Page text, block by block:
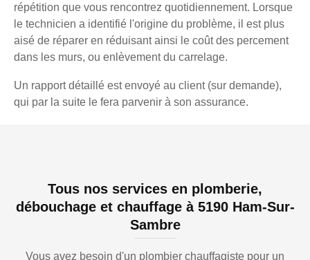
répétition que vous rencontrez quotidiennement. Lorsque
le technicien a identifié l'origine du problème, il est plus
aisé de réparer en réduisant ainsi le coût des percement
dans les murs, ou enlèvement du carrelage.
Un rapport détaillé est envoyé au client (sur demande),
qui par la suite le fera parvenir à son assurance.
Tous nos services en plomberie,
débouchage et chauffage à 5190 Ham-Sur-
Sambre
Vous avez besoin d'un plombier chauffagiste pour un